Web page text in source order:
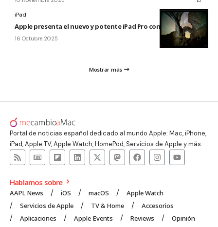
iPad
Apple presenta el nuevo y potente iPad Pro con el chip M5
16 Octubre 2025
Mostrar más
Portal de noticias español dedicado al mundo Apple: Mac, iPhone,
iPad, Apple TV, Apple Watch, HomePod, Servicios de Apple y más.
Hablamos sobre
AAPL News iOS macOS
Apple Watch
Servicios de Apple
TV & Home
Accesorios
Aplicaciones
Apple Events Reviews Opinión